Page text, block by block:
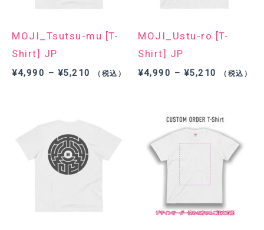
MOJI_Tsutsu-mu [T-
Shirt] JP
¥4,990 – ¥5,210 価
¥5,210
（税込）
MOJI_Ustu-ro [T-
Shirt] JP
¥4,990 – ¥5,210 価
–
¥5,210
（税込）